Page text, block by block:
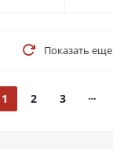
Показать еще
1 2 3